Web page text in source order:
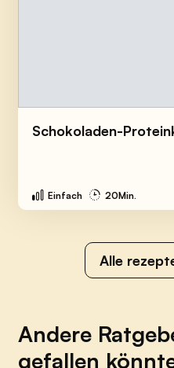
Schokoladen-
Einfach 20Min.
Alle
Andere
gefallen